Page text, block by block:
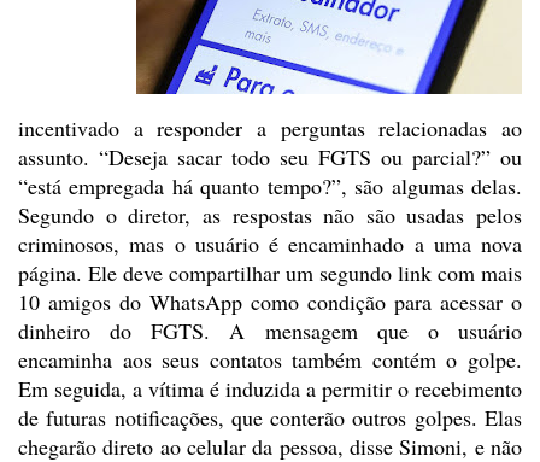
incentivado a responder a perguntas relacionadas ao
assunto. “Deseja sacar todo seu FGTS ou parcial?” ou
“está empregada há quanto tempo?”, são algumas delas.
Segundo o diretor, asrespostas não são usadas pelos
criminosos, mas o usuário é encaminhado a umanova
página. Ele deve compartilhar um segundo link com mais
10 amigos do WhatsApp como condição para acessar o
dinheiro do FGTS. A mensagem que ousuário
encaminha aos seus contatos também contém o golpe.
Em seguida, a vítima é induzida a permitir o recebimento
de futuras notificações, que conterão outros golpes. Elas
chegarão direto ao celular da pessoa, disse Simoni, e não